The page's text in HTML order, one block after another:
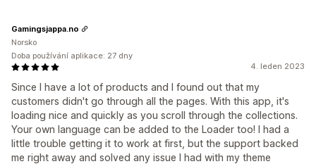
4. leden 2023
Since I have a lot of products and I found out that my
customers didn't go through all the pages. With this app, it's
loading nice and quickly as you scroll through the collections.
Your own language can be added to the Loader too! I had a
little trouble getting it to work at first, but the support backed
me right away and solved any issue I had with my theme
Gamingsjappa.no
Norsko
Doba používání aplikace: 27 dny